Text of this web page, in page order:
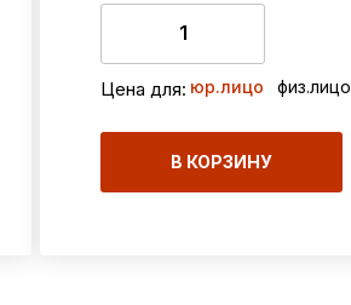
Цена для: юр.лицо физ.лицо
В КОРЗИНУ